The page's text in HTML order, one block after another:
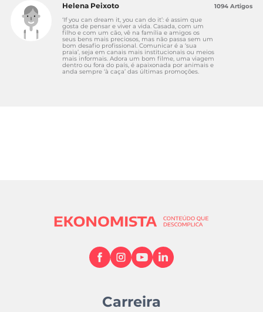
Helena Peixoto
‘If you can dream it, you can do it’: é assim que
gosta de pensar e viver a vida. Casada, com um
filho e com um cão, vê na família e amigos os
seus bens mais preciosos, mas não passa sem um
bom desafio profissional. Comunicar é a ‘sua
praia’, seja em canais mais institucionais ou meios
mais informais. Adora um bom filme, uma viagem
dentro ou fora do país, é apaixonada por animais e
anda sempre ‘à caça’ das últimas promoções.
1094 Artigos
Carreira